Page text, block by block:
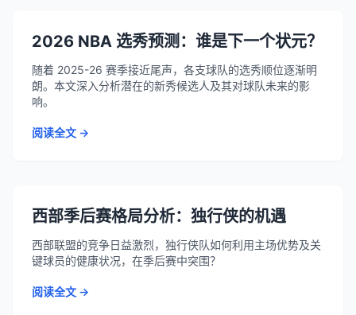
2026 NBA 选秀预测：谁是下一个状元？
随着 2025-26 赛季接近尾声，各支球队的选秀顺位逐渐明
朗。本文深入分析潜在的新秀候选人及其对球队未来的影
响。
阅读全文 →
西部季后赛格局分析：独行侠的机遇
西部联盟的竞争日益激烈，独行侠队如何利用主场优势及关
键球员的健康状况，在季后赛中突围？
阅读全文 →